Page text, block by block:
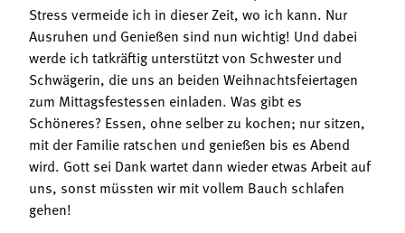
Stress vermeide ich in dieser Zeit, wo ich kann. Nur
Ausruhen und Genießen sind nun wichtig! Und dabei
werde ich tatkräftig unterstützt von Schwester und
Schwägerin, die uns an beiden Weihnachtsfeiertagen
zum Mittagsfestessen einladen. Was gibt es
Schöneres? Essen, ohne selber zu kochen; nur sitzen,
mit der Familie ratschen und genießen bis es Abend
wird. Gott sei Dank wartet dann wieder etwas Arbeit auf
uns, sonst müssten wir mit vollem Bauch schlafen
gehen!